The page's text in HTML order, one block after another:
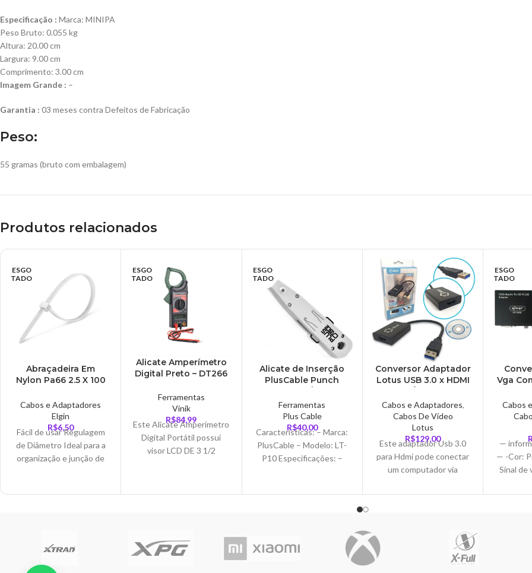
Especificação : Marca: MINIPA
Peso Bruto: 0.055 kg
Altura: 20.00 cm
Largura: 9.00 cm
Comprimento: 3.00 cm
Imagem Grande : –
Garantia : 03 meses contra Defeitos de Fabricação
Peso:
55 gramas (bruto com embalagem)
Produtos relacionados
ESGO
TADO
Abraçadeira Em
Nylon Pa66 2.5 X 100
Unidades Branca –
ODPR35351
Cabos e Adaptadores
Elgin
R$6,50
Fácil de usar Regulagem
de Diâmetro Ideal para a
organização e junção de
ESGO
TADO
Alicate Amperímetro
Digital Preto – DT266
Ferramentas
Vinik
R$84,99
Este Alicate Amperímetro
Digital Portátil possui
visor LCD DE 3 1/2
ESGO
TADO
Alicate de Inserção
PlusCable Punch
LT-P10
Ferramentas
Plus Cable
R$40,00
Características: – Marca:
PlusCable – Modelo: LT-
P10 Especificações: –
Material: ABS –
Conversor Adaptador
Lotus USB 3.0 x HDMI
Compatível PC Win
7/8/10 – LT-HD125
Cabos e Adaptadores,
Cabos De Vídeo
Lotus
R$129,00
Este adaptador Usb 3.0
para Hdmi pode conectar
um computador via
monitor ou projetor com
ESGO
TADO
Vga
Cabos
—
— -Cor:
Sinal de